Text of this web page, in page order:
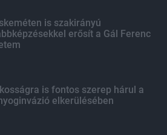
is szakirányú
erősít a Gál Ferenc
is fontos szerep hárul a
elkerülésében